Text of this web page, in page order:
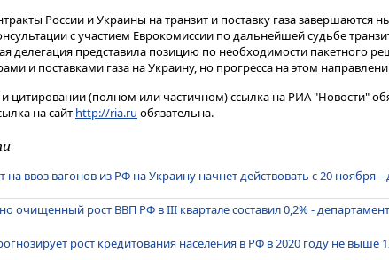
России и Украины на транзит и поставку газа
с участием Еврокомиссии по дальнейшей судьбе
делегация представила позицию по необходимости пакетного
и поставками газа на Украину, но прогресса на этом
цитировании (полном или частичном) ссылка на РИА "Новости"
на сайт http://ria.ru обязательна.
на ввоз вагонов из РФ на Украину начнет действовать с 20 ноября –
очищенный рост ВВП РФ в III квартале составил 0,2% -
рост кредитования населения в РФ в 2020 году не выше